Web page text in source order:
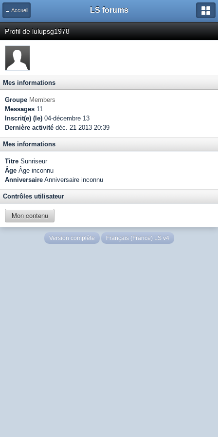
← Accueil LS forums
Profil de lulupsg1978
Mes informations
Groupe Members
Messages 11
Inscrit(e) (le) 04-décembre 13
Dernière activité déc. 21 2013 20:39
Mes informations
Titre Sunriseur
Âge Âge inconnu
Anniversaire Anniversaire inconnu
Contrôles utilisateur
Mon contenu
Version complète Français (France) LS v4